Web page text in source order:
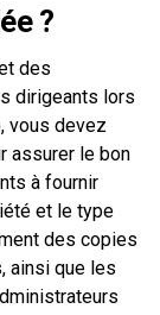
?
des
dirigeants lors
vous devez
assurer le bon
à fournir
et le type
des copies
ainsi que les